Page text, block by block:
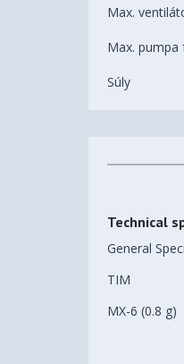
Max.
Max.
Súly
Technical
General
TIM
MX-6 (0.8 g)